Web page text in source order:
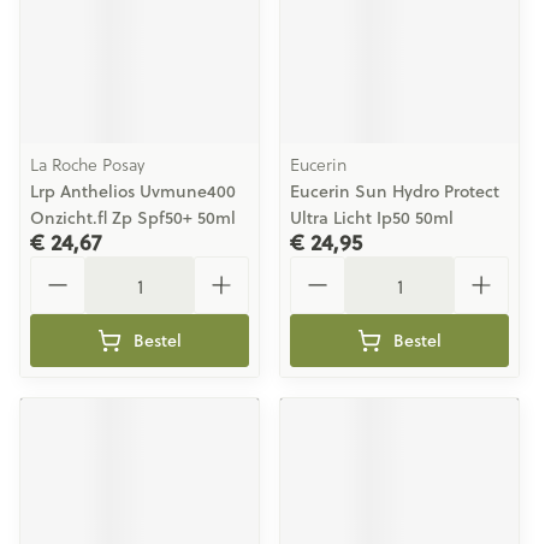
La Roche Posay
Lrp Anthelios Uvmune400
Onzicht.fl Zp Spf50+ 50ml
€ 24,67
Bestel
Eucerin
Eucerin Sun Hydro Protect
Ultra Licht Ip50 50ml
€ 24,95
Bestel